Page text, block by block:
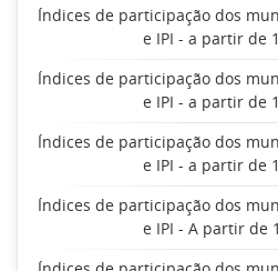
Índices de participação dos
e IPI - a partir de
Índices de participação dos
e IPI - a partir de
Índices de participação dos
e IPI - a partir de
Índices de participação dos
e IPI - A partir de